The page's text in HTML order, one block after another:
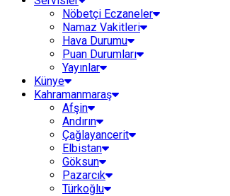
Nöbetçi Eczaneler
Namaz Vakitleri
Hava Durumu
Puan Durumları
Yayınlar
Künye
Kahramanmaraş
Afşin
Andırın
Çağlayancerit
Elbistan
Göksun
Pazarcık
Türkoğlu